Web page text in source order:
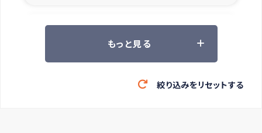
ツアー参加者の声
緊急救援の時代
もっと見る
絞り込みをリセットする